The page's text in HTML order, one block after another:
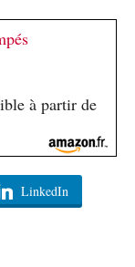
à partir de
LinkedIn